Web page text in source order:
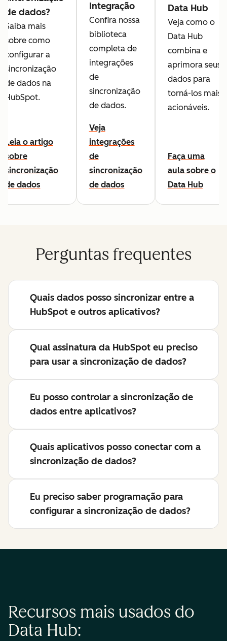
de dados?
Saiba mais
sobre como
configurar a
sincronização
de dados na
HubSpot.
Leia o artigo
sobre
sincronização
de dados
Integração
Confira nossa
biblioteca
completa de
integrações
de
sincronização
de dados.
Veja
integrações
de
sincronização
de dados
Data Hub
Veja como o
Data Hub
combina e
aprimora seus
dados para
torná-los mais
acionáveis.
Faça uma
aula sobre o
Data Hub
Perguntas frequentes
Quais dados posso sincronizar entre a
HubSpot e outros aplicativos?
Qual assinatura da HubSpot eu preciso
para usar a sincronização de dados?
Eu posso controlar a sincronização de
dados entre aplicativos?
Quais aplicativos posso conectar com a
sincronização de dados?
Eu preciso saber programação para
configurar a sincronização de dados?
Recursos mais usados do
Data Hub: